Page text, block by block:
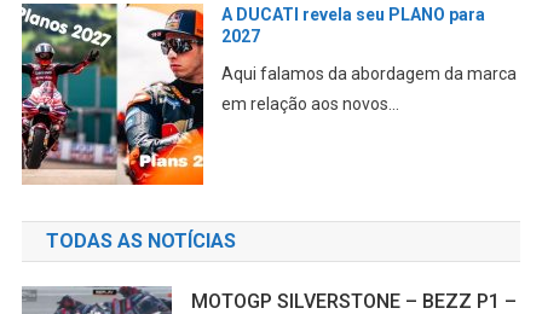
A DUCATI revela seu PLANO para
2027
Aqui falamos da abordagem da marca
em relação aos novos...
TODAS AS NOTÍCIAS
MOTOGP SILVERSTONE – BEZZ P1 –